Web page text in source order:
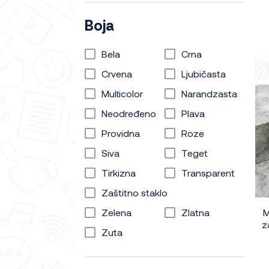
Boja
Bela
Crna
Crvena
Ljubičasta
Multicolor
Narandzasta
Neodređeno
Plava
Providna
Roze
Siva
Teget
Tirkizna
Transparent
Zaštitno staklo
Zelena
Zlatna
Zuta